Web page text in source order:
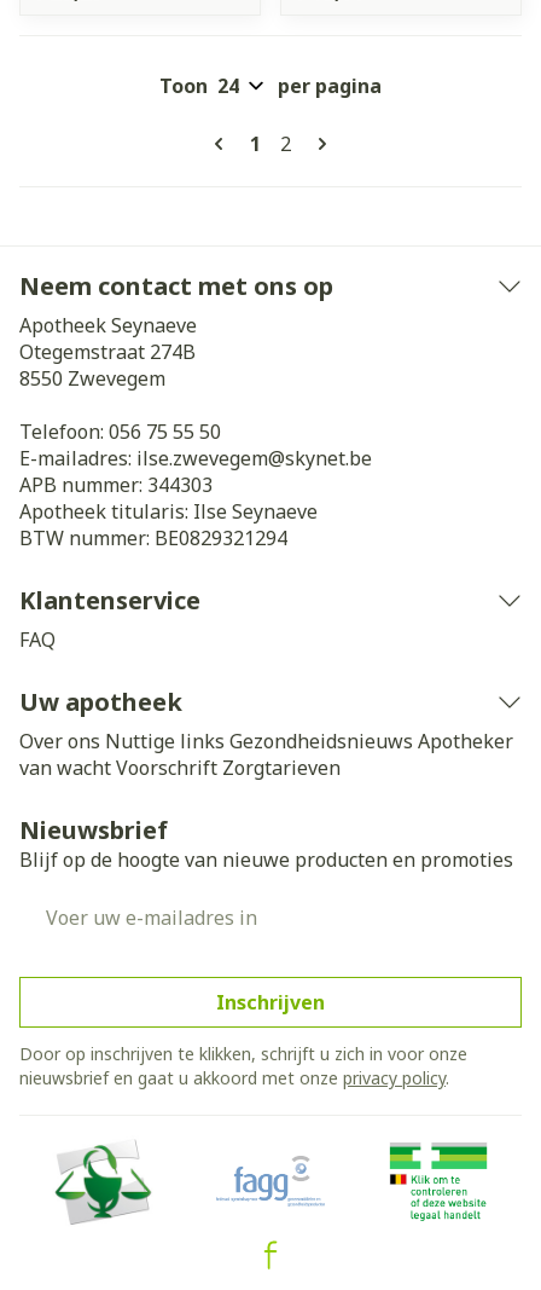
Pagina's
U lees momenteel pagina
1 Pagina
2
Toon per pagina
Neem contact met ons op
Apotheek Seynaeve
Otegemstraat 274B
8550 Zwevegem
Telefoon: 056 75 55 50
E-mailadres: ilse.zwevegem@skynet.be
APB nummer: 344303
Apotheek titularis: Ilse Seynaeve
BTW nummer: BE0829321294
Klantenservice
FAQ
Uw apotheek
Over ons Nuttige links Gezondheidsnieuws Apotheker
van wachtVoorschrift Zorgtarieven
Nieuwsbrief
Blijf op de hoogte van nieuwe producten en promoties
Inschrijven
Door op inschrijven te klikken, schrijft u zich in voor onze
nieuwsbrief en gaat u akkoord met onze privacy policy.